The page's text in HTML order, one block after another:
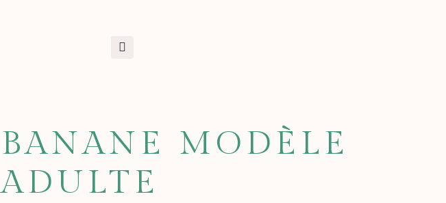
BANANE MODÈLE
ADULTE